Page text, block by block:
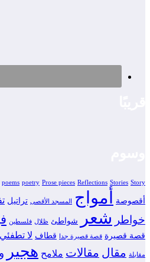
poems poetry Prose pieces Reflections Stories Story
أقصوصة أمواج المسجد الأقصى تراتيل
خواطر شعر شواطئ ظلال فلسطين
قصة قصيرة قصة قصيرة جدا قطاف لا
مقابلة مقال مقالات ملامح هجير